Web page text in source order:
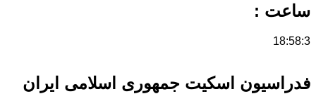
ساعت :
18:58:3
فدراسیون اسکیت جمهوری اسلامی ایران